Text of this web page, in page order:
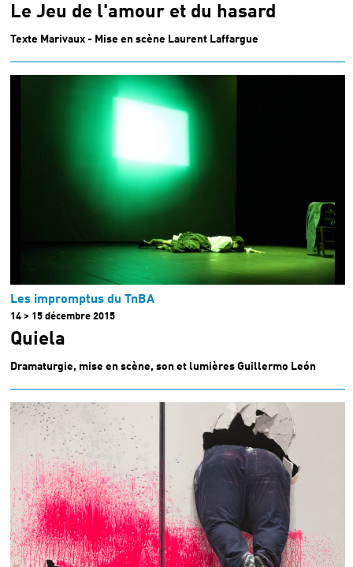
Le Jeu de l'amour et du hasard
Texte Marivaux - Mise en scène Laurent Laffargue
Les impromptus du TnBA
14 > 15 décembre 2015
Quiela
Dramaturgie, mise en scène, son et lumières Guillermo León